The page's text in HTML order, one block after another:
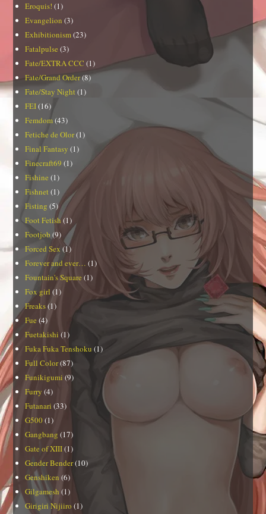
Eroquis! (1)
Evangelion (3)
Exhibitionism(23)
Fatalpulse (3)
Fate/EXTRA CCC (1)
Fate/Grand Order(8)
Fate/Stay Night (1)
FEI(16)
Femdom(43)
Fetiche de Olor(1)
Final Fantasy (1)
Finecraft69 (1)
Fishine (1)
Fishnet (1)
Fisting (5)
Foot Fetish(1)
Footjob (9)
Forced Sex (1)
Forever and ever… (1)
Fountain's Square (1)
Fox girl (1)
Freaks(1)
Fue (4)
Fuetakishi (1)
Fuka Fuka Tenshoku (1)
Full Color(87)
Funikigumi (9)
Furry (4)
Futanari (33)
G500 (1)
Gangbang (17)
Gate of XIII(1)
Gender Bender(10)
Genshiken (6)
Gilgamesh (1)
Girigiri Nijiiro (1)